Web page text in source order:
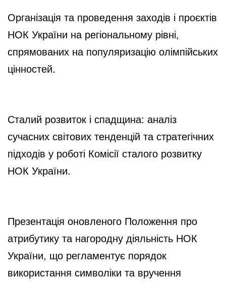
Організація та проведення заходів і проєктів
НОК України на регіональному рівні,
спрямованих на популяризацію олімпійських
цінностей.
Сталий розвиток і спадщина: аналіз
сучасних світових тенденцій та стратегічних
підходів у роботі Комісії сталого розвитку
НОК України.
Презентація оновленого Положення про
атрибутику та нагородну діяльність НОК
України, що регламентує порядок
використання символіки та вручення